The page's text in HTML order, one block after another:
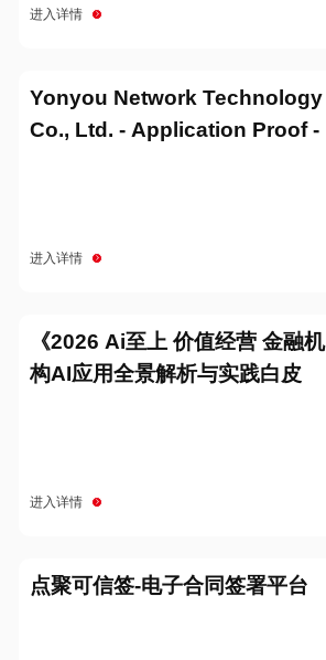
进入详情
Yonyou Network Technology
Co., Ltd. - Application Proof -
进入详情
《2026 Ai至上 价值经营 金融机
构AI应用全景解析与实践白皮
进入详情
点聚可信签-电子合同签署平台